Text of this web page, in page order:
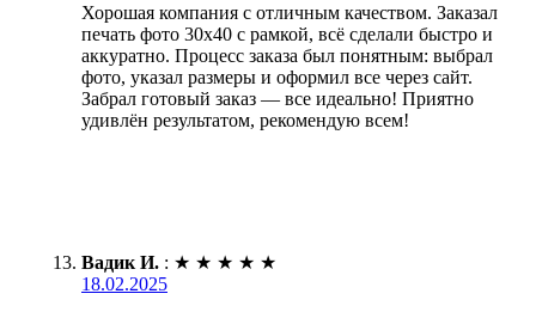
Хорошая компания с отличным качеством. Заказал
печать фото 30х40 с рамкой, всё сделали быстро и
аккуратно. Процесс заказа был понятным: выбрал
фото, указал размеры и оформил все через сайт.
Забрал готовый заказ — все идеально! Приятно
удивлён результатом, рекомендую всем!
Вадик И. : ★ ★ ★ ★ ★
18.02.2025